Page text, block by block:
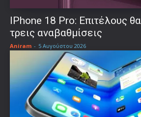
IPhone 18 Pro: Επιτέλους
τρεις αναβαθμίσεις
Aniram - 5 Αυγούστου 2026